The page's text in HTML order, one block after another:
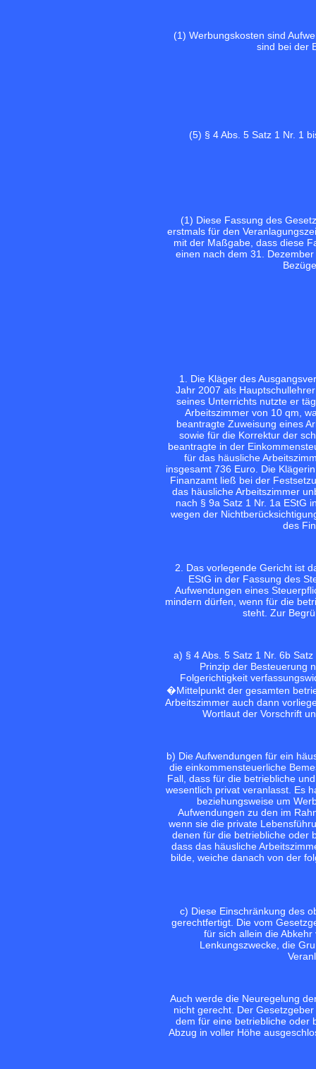
(1) Werbungskosten sind
sind bei der
(5) § 4 Abs. 5 Satz 1 Nr. 1
(1) Diese Fassung des
erstmals für den
mit der Maßgabe, dass diese
einen nach dem 31.
1. Die Kläger des
Jahr 2007 als
seines Unterrichts nutzte er
Arbeitszimmer von 10 qm,
beantragte Zuweisung eines
sowie für die Korrektur der
beantragte in der
für das häusliche
insgesamt 736 Euro. Die
Finanzamt ließ bei der
das häusliche Arbeitszimmer
nach § 9a Satz 1 Nr. 1a EStG
wegen der
des
2. Das vorlegende Gericht ist
EStG in der Fassung des
Aufwendungen eines
mindern dürfen, wenn für die
steht. Zur
a) § 4 Abs. 5 Satz 1 Nr. 6b
Prinzip der Besteuerung
Folgerichtigkeit
�Mittelpunkt der gesamten
Arbeitszimmer auch dann
Wortlaut der Vorschrift
b) Die Aufwendungen für ein
die einkommensteuerliche
Fall, dass für die betriebliche
wesentlich privat veranlasst. Es
beziehungsweise um
Aufwendungen zu den im
wenn sie die private
denen für die betriebliche oder
dass das häusliche
bilde, weiche danach von der
c) Diese Einschränkung des
gerechtfertigt. Die vom
für sich allein die
Lenkungszwecke, die
Auch werde die Neuregelung
nicht gerecht. Der
dem für eine betriebliche oder
Abzug in voller Höhe